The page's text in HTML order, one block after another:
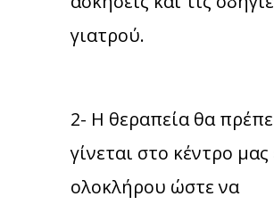
γιατρού.
2- Η θεραπεία θα
γίνεται στο κέντρο μας
ολοκλήρου ώστε να